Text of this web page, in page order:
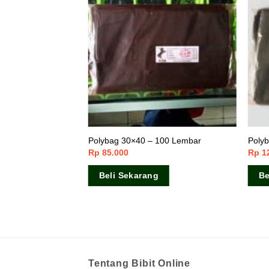
Polybag 30×40 – 100 Lembar
Rp 85.000
Beli Sekarang
Rp
Tentang Bibit Online